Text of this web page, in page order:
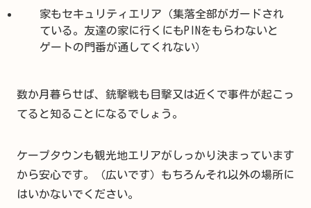
家もセキュリティエリア（集落全部がガードされ
ている。友達の家に行くにもPINをもらわないと
ゲートの門番が通してくれない）
数か月暮らせば、銃撃戦も目撃又は近くで事件が起こっ
てると知ることになるでしょう。
ケープタウンも観光地エリアがしっかり決まっています
から安心です。（広いです）もちろんそれ以外の場所に
はいかないでください。